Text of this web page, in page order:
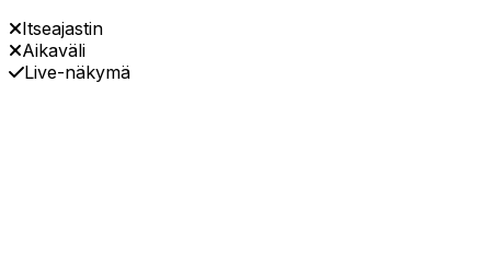
Itseajastin
Aikaväli
Live-näkymä